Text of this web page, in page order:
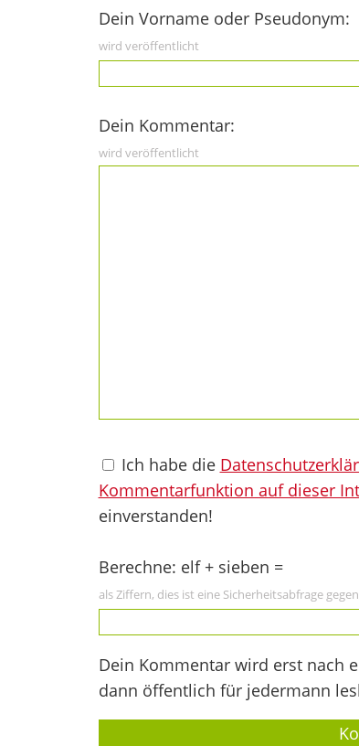
Dein Vorname oder Pseudonym:
wird veröffentlicht
Dein Kommentar:
wird veröffentlicht
Ich habe die
Kommentarfunktion auf dieser
einverstanden!
Berechne: elf + sieben =
als Ziffern, dies ist eine Sicherheitsabfrage
Dein Kommentar wird erst nach
dann öffentlich für jedermann